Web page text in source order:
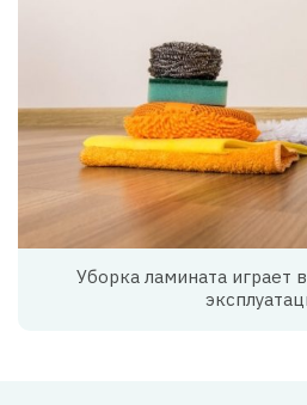
Уборка ламината играет